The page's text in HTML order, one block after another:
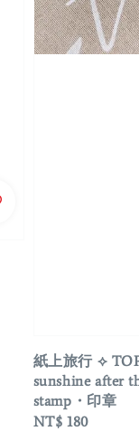
紙上旅行 ⟡
sunshine after
stamp・印章
Regular
NT$ 180